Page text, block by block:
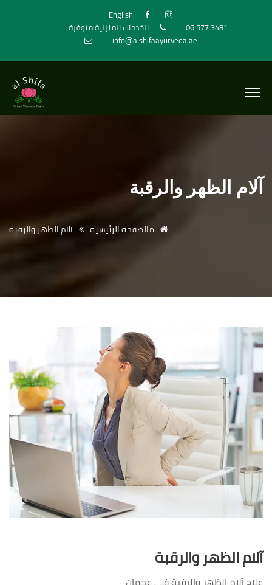
English
الخدمات المنزلية متوفرة
06 577 3481
info@alshifaayurveda.ae
آلام الظهر والرقبة
مالصفحة الرئيسية آلام الظهر والرقبة
آلام الظهر والرقبة